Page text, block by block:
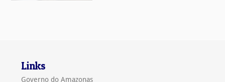
Links
Governo do Amazonas